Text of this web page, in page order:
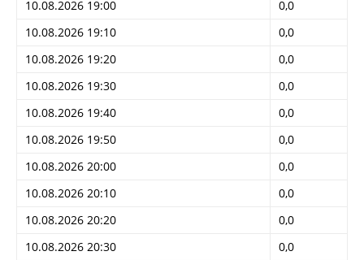
10.08.2026 19:00
0,0
10.08.2026 19:10
0,0
10.08.2026 19:20
0,0
10.08.2026 19:30
0,0
10.08.2026 19:40
0,0
10.08.2026 19:50
0,0
10.08.2026 20:00
0,0
10.08.2026 20:10
0,0
10.08.2026 20:20
0,0
10.08.2026 20:30
0,0